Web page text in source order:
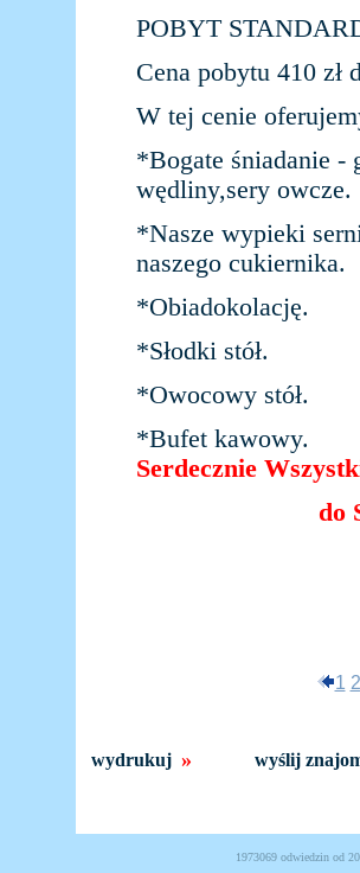
POBYT
Cena pobytu 410 zł
W tej cenie
*Bogate śniadanie -
wędliny,sery owcze.
*Nasze wypieki
naszego cukiernika.
*Obiadokolację.
*Słodki stół.
*Owocowy stół.
*Bufet kawowy.
Serdecznie
do
1 2
wydrukuj » wyślij
1973069